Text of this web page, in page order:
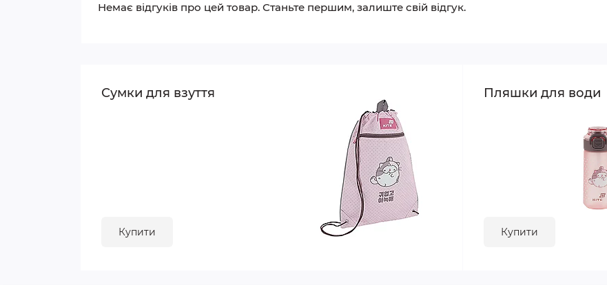
Немає відгуків про цей товар. Станьте першим, залиште свій відгук.
Сумки для взуття
Купити
Пляшки для води
Купити